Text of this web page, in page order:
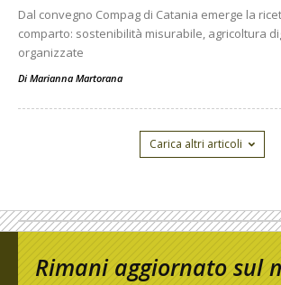
Dal convegno Compag di Catania emerge la
comparto: sostenibilità misurabile, agricoltura
organizzate
Di Marianna Martorana
Carica altri articoli
Rimani aggiornato sul